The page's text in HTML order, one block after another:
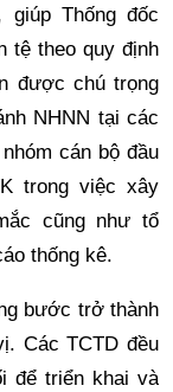
Thống đốc
tệ theo quy định
được chú trọng
cán bộ đầu
trong việc xây
cũng như tổ
thống kê.
bước trở thành
Các TCTD đều
để triển khai và